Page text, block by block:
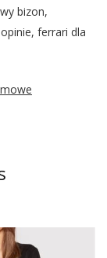
bizon,
ferrari dla